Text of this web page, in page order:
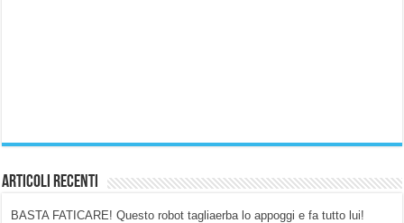
Articoli Recenti
BASTA FATICARE! Questo robot tagliaerba lo appoggi e fa tutto lui!